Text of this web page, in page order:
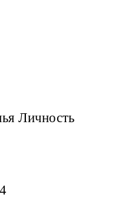
Личность